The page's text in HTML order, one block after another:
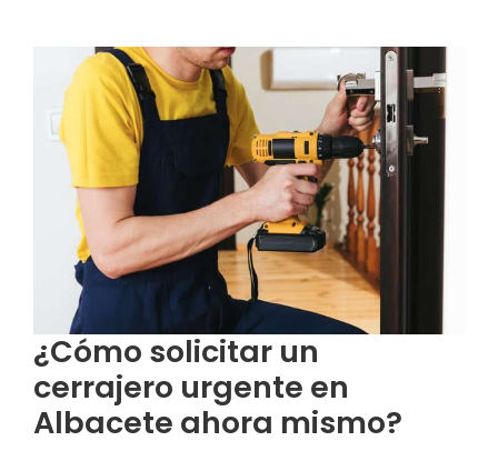
¿Cómo solicitar un
cerrajero urgente en
Albacete ahora mismo?